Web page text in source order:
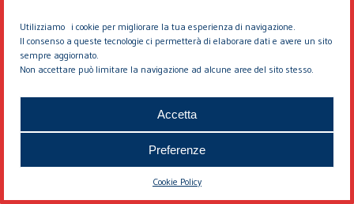
Utilizziamo i cookie per migliorare la tua esperienza di navigazione.
Il consenso a queste tecnologie ci permetterà di elaborare dati e avere un sito
sempre aggiornato.
Non accettare può limitare la navigazione ad alcune aree del sito stesso.
Accetta
Preferenze
Cookie Policy
riflessione. Oggi è possibile osservare che
esso procede verso il suo fine con sempre
meno riguardo per ciò che la crescita
economica produce nella condizione
umana del lavoro, nelle giunture della
società, nelle relazioni fra gli individui,
negli istituti della democrazia, nella